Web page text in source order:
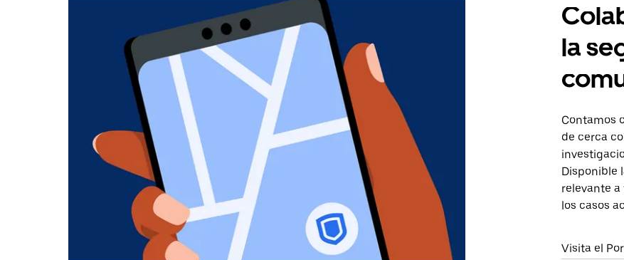
la
Contamos
de cerca
Disponible
relevante
los casos
Visita el